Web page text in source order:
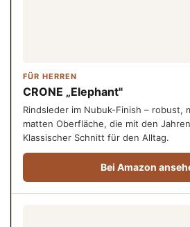
FÜR HERREN
CRONE „Elephant"
Rindsleder im Nubuk-Finish – robust,
matten Oberfläche, die mit den
Klassischer Schnitt für den Alltag.
Bei Amazon